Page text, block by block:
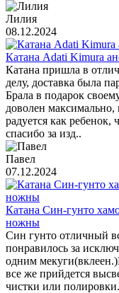
Лилия
08.12.2024
Катана Adati Kimura
Катана пришла в
делу, доставка была
Брала в подарок
доволен максимально,
радуется как ребенок,
спасибо за изд..
Павел
07.12.2024
Катана Син-гунто
ножны
Син гунто отличный
понравилось за
одним
все же прийдется
чистки или